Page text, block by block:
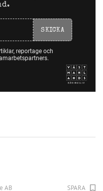
SKICKA
reportage och
AB SPARA